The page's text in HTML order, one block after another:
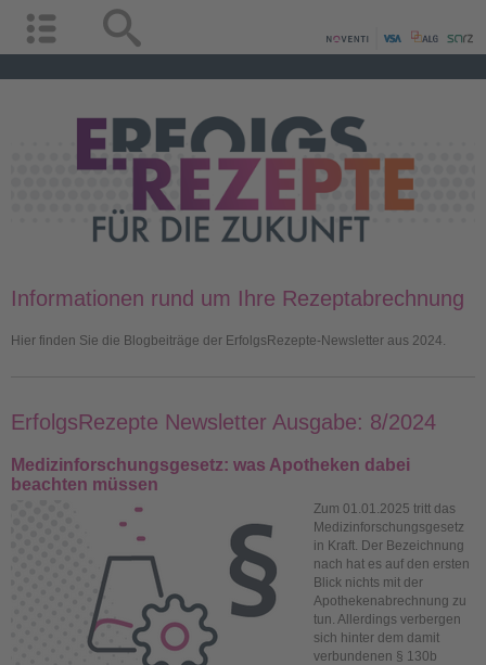
Informationen rund um Ihre Rezeptabrechnung
Hier finden Sie die Blogbeiträge der ErfolgsRezepte-Newsletter aus 2024.
ErfolgsRezepte Newsletter Ausgabe: 8/2024
Medizinforschungsgesetz: was Apotheken dabei
beachten müssen
Zum 01.01.2025 tritt das
Medizinforschungsgesetz
in Kraft. Der Bezeichnung
nach hat es auf den ersten
Blick nichts mit der
Apothekenabrechnung zu
tun. Allerdings verbergen
sich hinter dem damit
verbundenen § 130b